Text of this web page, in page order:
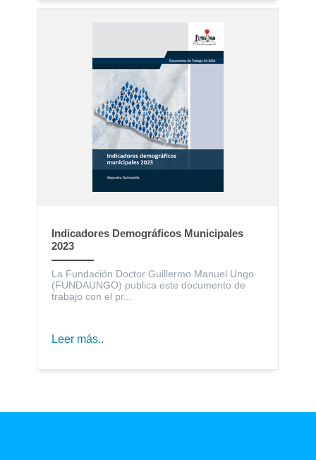
Indicadores Demográficos Municipales
2023
La Fundación Doctor Guillermo Manuel Ungo
(FUNDAUNGO) publica este documento de
trabajo con el pr...
Leer más..